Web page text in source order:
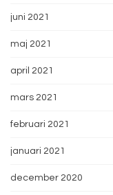
juni 2021
maj 2021
april 2021
mars 2021
februari 2021
januari 2021
december 2020